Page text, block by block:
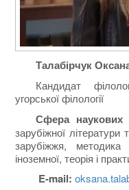
Талабірчук
Кандидат
угорської філології
Сфера наукових
зарубіжної літератури
зарубіжжя,
іноземної, теорія і
E-mail: